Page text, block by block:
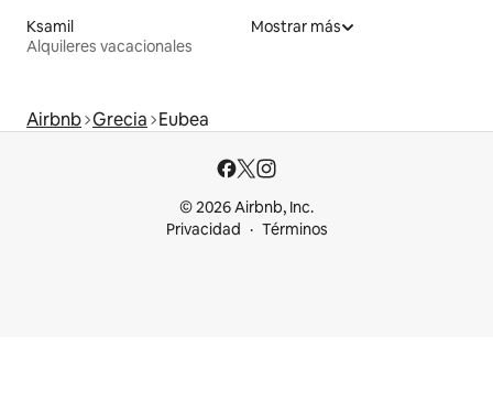
Ksamil
Alquileres vacacionales
Mostrar más
Airbnb Grecia Eubea
© 2026 Airbnb, Inc.
Privacidad
Términos